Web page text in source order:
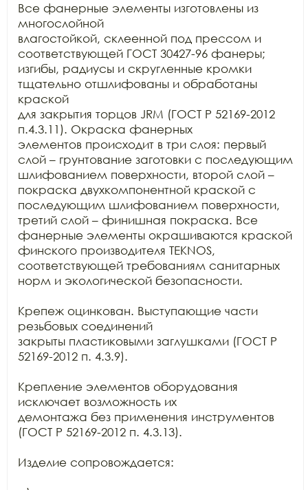
Все фанерные элементы изготовлены из
многослойной
влагостойкой, склеенной под прессом и
соответствующей ГОСТ 30427-96 фанеры;
изгибы, радиусы и скругленные кромки
тщательно отшлифованы и обработаны
краской
для закрытия торцов JRM (ГОСТ Р 52169-2012
п.4.3.11). Окраска фанерных
элементов происходит в три слоя: первый
слой – грунтование заготовки с последующим
шлифованием поверхности, второй слой –
покраска двухкомпонентной краской с
последующим шлифованием поверхности,
третий слой – финишная покраска. Все
фанерные элементы окрашиваются краской
финского производителя TEKNOS,
соответствующей требованиям санитарных
норм и экологической безопасности.
Крепеж оцинкован. Выступающие части
резьбовых соединений
закрыты пластиковыми заглушками (ГОСТ Р
52169-2012 п. 4.3.9).
Крепление элементов оборудования
исключает возможность их
демонтажа без применения инструментов
(ГОСТ Р 52169-2012 п. 4.3.13).
Изделие сопровождается: